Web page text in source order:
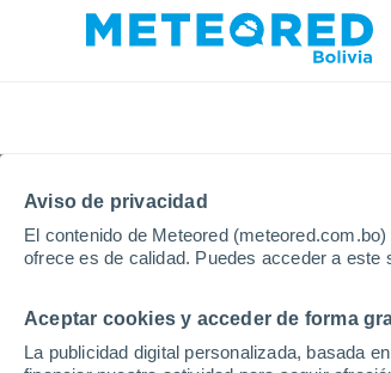
Aviso de privacidad
El contenido de Meteored
ofrece es de calidad. Puedes acceder a
Aceptar cookies y acceder de forma
La publicidad digital personalizada, basada
Inicio Estados Unidos Estado de